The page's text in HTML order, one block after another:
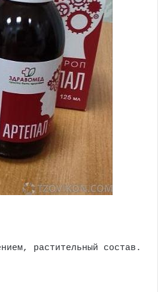
растительный состав.